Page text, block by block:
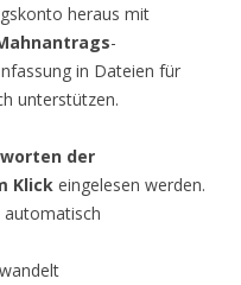
heraus mit
-
in Dateien für
unterstützen.
der
Klick eingelesen werden.
automatisch